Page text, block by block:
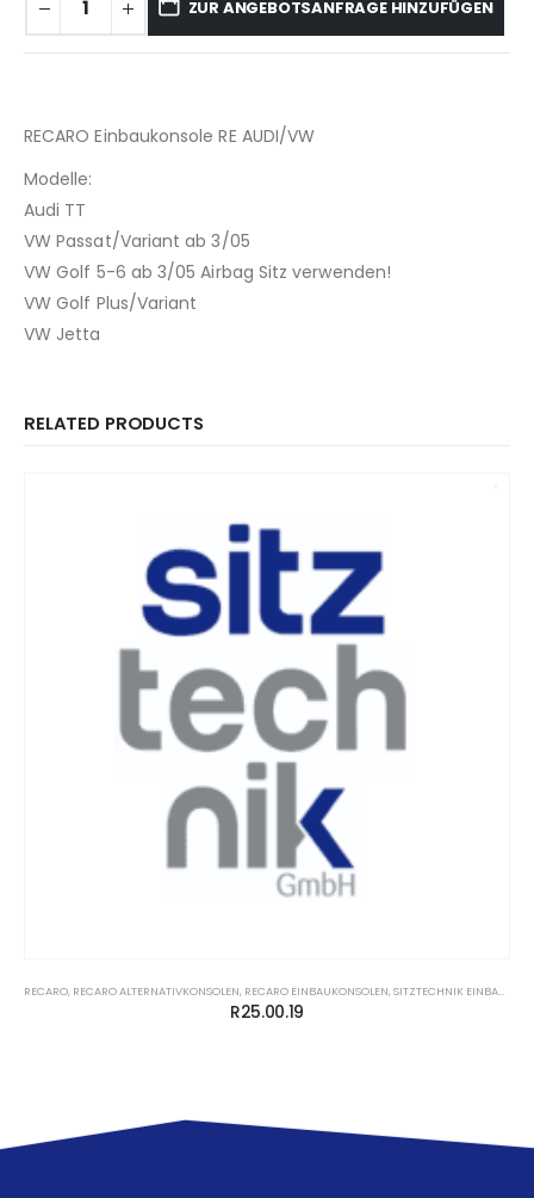
ZUR ANGEBOTSANFRAGE HINZUFÜGEN
RECARO Einbaukonsole RE AUDI/VW
Modelle:
Audi TT
VW Passat/Variant ab 3/05
VW Golf 5-6 ab 3/05 Airbag Sitz verwenden!
VW Golf Plus/Variant
VW Jetta
RELATED PRODUCTS
RECARO, RECARO ALTERNATIVKONSOLEN, RECARO EINBAUKONSOLEN,SITZTECHNIK EINBAUKONSOLEN
R25.00.19